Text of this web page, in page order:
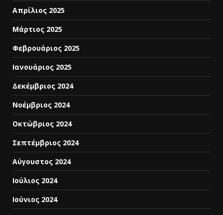
Απρίλιος 2025
Μάρτιος 2025
Φεβρουάριος 2025
Ιανουάριος 2025
Δεκέμβριος 2024
Νοέμβριος 2024
Οκτώβριος 2024
Σεπτέμβριος 2024
Αύγουστος 2024
Ιούλιος 2024
Ιούνιος 2024